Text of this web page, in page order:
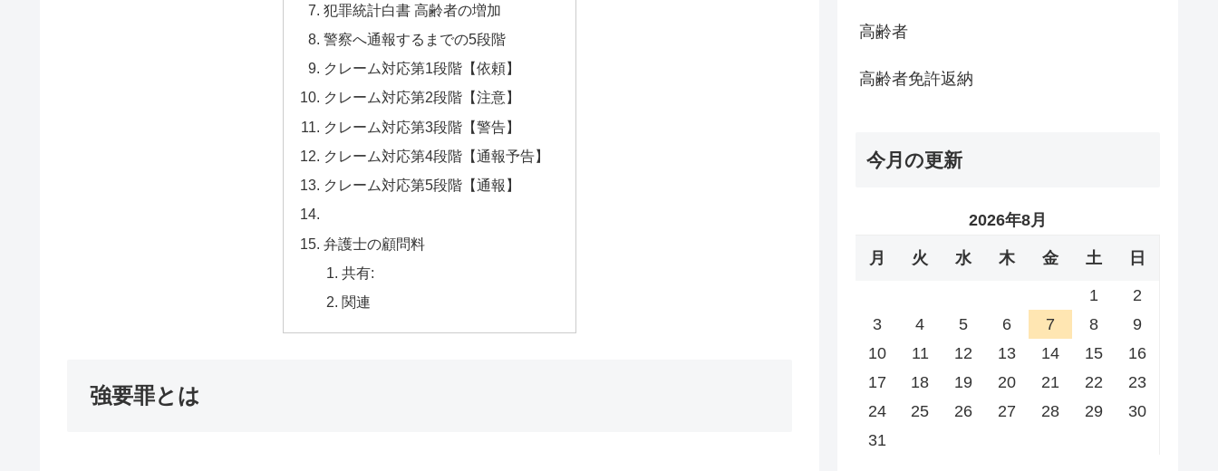
犯罪統計白書 高齢者の増加
警察へ通報するまでの5段階
クレーム対応第1段階【依頼】
クレーム対応第2段階【注意】
クレーム対応第3段階【警告】
クレーム対応第4段階【通報予告】
クレーム対応第5段階【通報】
弁護士の顧問料
共有:
関連
強要罪とは
高齢者
高齢者免許返納
今月の更新
2026年8月
月 火 水 木 金 土 日
1
2
3
4 5 6 7 8
9
10
11 12 13 14 15
16
17
18 19 20 21 22
23
24
25 26 27 28 29
30
31